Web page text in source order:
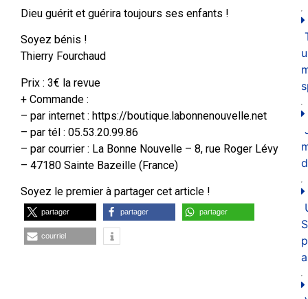
Dieu guérit et guérira toujours ses enfants !
Soyez bénis !
Thierry Fourchaud
Prix : 3€ la revue
+ Commande :
– par internet : https://boutique.labonnenouvelle.net
– par tél : 05.53.20.99.86
– par courrier : La Bonne Nouvelle – 8, rue Roger Lévy
– 47180 Sainte Bazeille (France)
Soyez le premier à partager cet article !
partager partager partager
courriel